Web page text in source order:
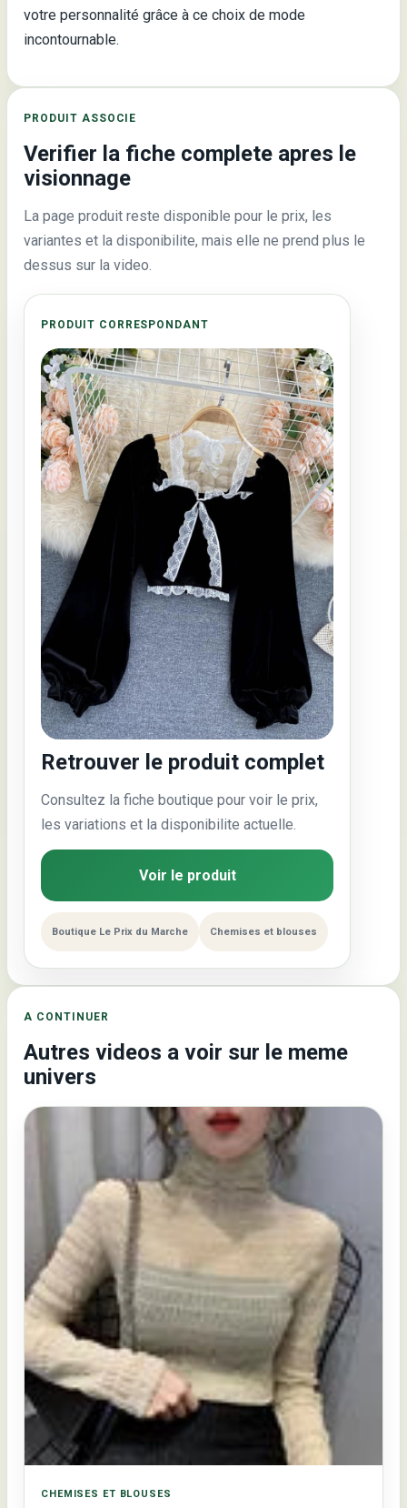
votre personnalité grâce à ce choix de mode
incontournable.
PRODUIT ASSOCIE
Verifier la fiche complete apres le
visionnage
La page produit reste disponible pour le prix, les
variantes et la disponibilite, mais elle ne prend plus le
dessus sur la video.
PRODUIT CORRESPONDANT
Retrouver le produit complet
Consultez la fiche boutique pour voir le prix,
les variations et la disponibilite actuelle.
Voir le produit
Boutique Le Prix du Marche Chemises et blouses
A CONTINUER
Autres videos a voir sur le meme
univers
CHEMISES ET BLOUSES